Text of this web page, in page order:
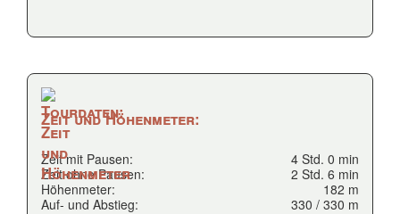
Zeit und Höhenmeter:
Zeit mit Pausen:
4 Std. 0 min
Zeit ohne Pausen:
2 Std. 6 min
Höhenmeter:
182 m
Auf- und Abstieg:
330 / 330 m